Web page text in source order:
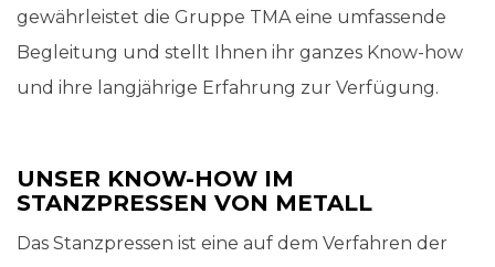
gewährleistet die Gruppe TMA eine umfassende
Begleitung und stellt Ihnen ihr ganzes Know-how
und ihre langjährige Erfahrung zur Verfügung.
UNSER KNOW-HOW IM
STANZPRESSEN VON METALL
Das Stanzpressen ist eine auf dem Verfahren der